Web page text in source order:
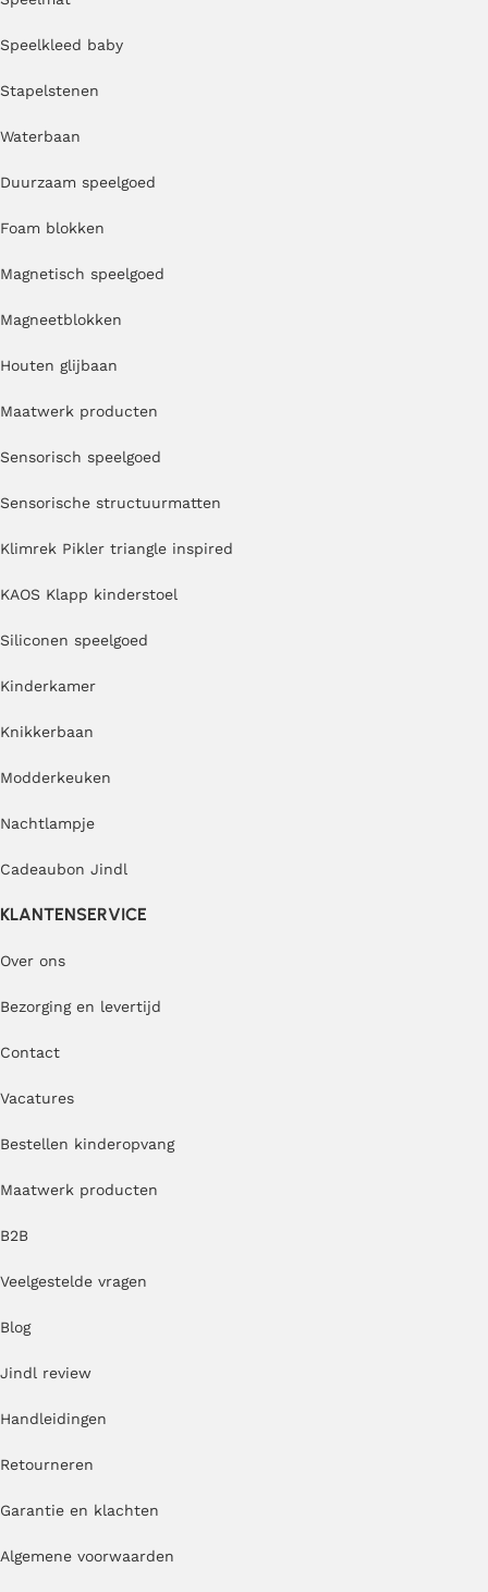
Speelkleed baby
Stapelstenen
Waterbaan
Duurzaam speelgoed
Foam blokken
Magnetisch speelgoed
Magneetblokken
Houten glijbaan
Maatwerk producten
Sensorisch speelgoed
Sensorische structuurmatten
Klimrek Pikler triangle inspired
KAOS Klapp kinderstoel
Siliconen speelgoed
Kinderkamer
Knikkerbaan
Modderkeuken
Nachtlampje
Cadeaubon Jindl
KLANTENSERVICE
Over ons
Bezorging en levertijd
Contact
Vacatures
Bestellen kinderopvang
Maatwerk producten
B2B
Veelgestelde vragen
Blog
Jindl review
Handleidingen
Retourneren
Garantie en klachten
Algemene voorwaarden